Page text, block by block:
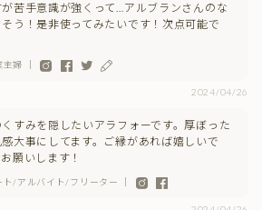
苦手意識が強くって…アルブランさんのな
う！是非使ってみたいです！次点可能で
婦 ｜
2024/04/26
すみを隠したいアラフォーです。厚ぼった
大事にしてます。ご縁があれば嬉しいで
願いします！
ト/アルバイト/フリーター ｜